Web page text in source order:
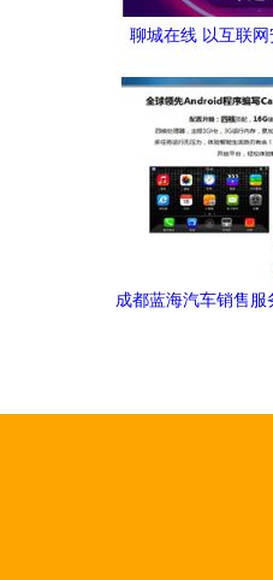
聊城在线 以互联
成都蓝海汽车销售